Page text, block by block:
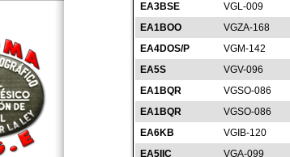
EA3BSE
VGL-009
EA1BOO
VGZA-168
EA4DOS/P
VGM-142
EA5S
VGV-096
EA1BQR
VGSO-086
EA1BQR
VGSO-086
EA6KB
VGIB-120
EA5IIC
VGA-099